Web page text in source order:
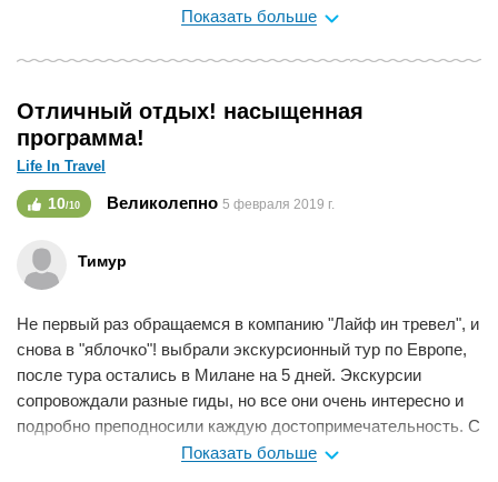
хороший красивый пляж в Египте и пантон там есть и все и
оплата все норм, понравилось адекватное отношение,
рассказывала что и как.
Мне нравится
Показать больше
Отличный отдых! насыщенная
программа!
Life In Travel
10/10 Великолепно 5 февраля 2019 г.
Тимур
Не первый раз обращаемся в компанию "Лайф ин тревел", и
снова в "яблочко"! выбрали экскурсионный тур по Европе,
после тура остались в Милане на 5 дней. Экскурсии
сопровождали разные гиды, но все они очень интересно и
подробно преподносили каждую достопримечательность. С
нами был сын 14 лет, он очень увлекся историческими
Показать больше